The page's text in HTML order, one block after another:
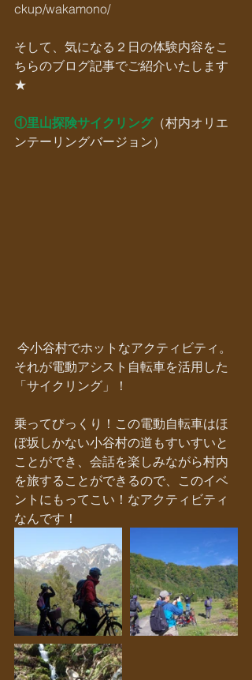
ckup/wakamono/
そして、気になる２日の体験内容をこ
ちらのブログ記事でご紹介いたします
★
①里山探険サイクリング（村内オリエ
ンテーリングバージョン）
それが電動アシスト自転車を活用した
「サイクリング」！
乗ってびっくり！この電動自転車はほ
ぼ坂しかない小谷村の道もすいすいと
ことができ、会話を楽しみながら村内
を旅することができるので、このイベ
ントにもってこい！なアクティビティ
なんです！